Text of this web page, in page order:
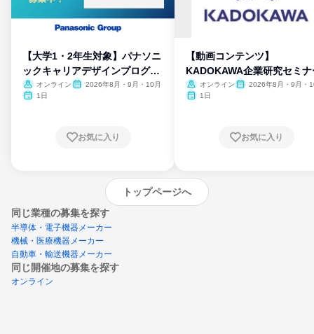
【大学1・2年生対象】パナソニ
ックキャリアデザインプログラ
ム
オンライン
2026年8月・9月・10月
1日
お気に入り
【動画コンテンツ】
KADOKAWA企業研究セミナ
オンライン
2026年8月・9月・
1日
お気に入り
トップページへ
同じ業種の募集を探す
半導体・電子機器メーカー
機械・医療機器メーカー
自動車・輸送機器メーカー
同じ開催地の募集を探す
オンライン